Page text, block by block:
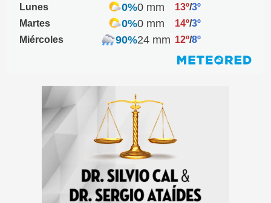
Lunes
0%0 mm 13º/3º
Martes
0%0 mm 14º/3º
Miércoles
90%24 mm 12º/8º